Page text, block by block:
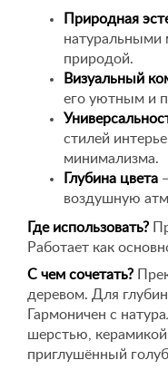
Природная
натуральными
природой.
Визуальный
его уютным и
стилей
минимализма.
Глубина цвета
воздушную
Где использовать?
Работает как
С чем сочетать?
деревом. Для
Гармоничен с
шерстью,
приглушённый